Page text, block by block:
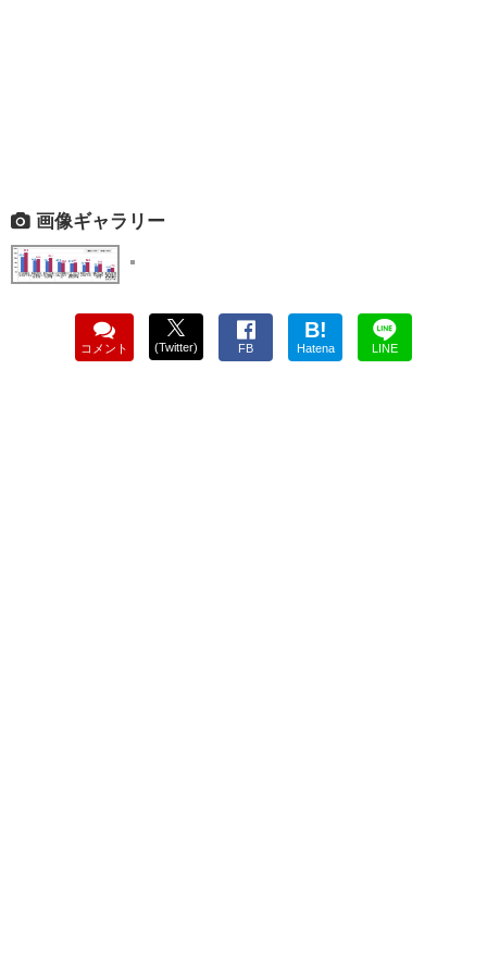
画像ギャラリー
コメント (Twitter) FB
B!
Hatena LINE